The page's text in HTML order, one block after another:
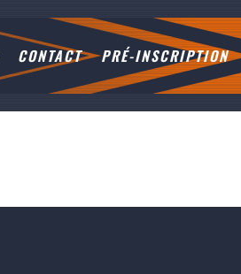
CONTACT PRÉ-INSCRIPTION